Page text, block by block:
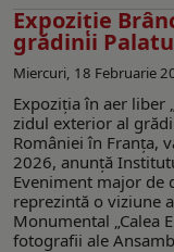
Expoziție
grădinii
Miercuri, 18 Februarie
Expoziția în aer liber
zidul exterior al
României în Franța,
2026, anunță
Eveniment major de
reprezintă o viziune
Monumental „Calea
fotografii ale